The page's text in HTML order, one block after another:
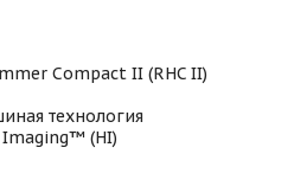
Compact II (RHC II)
технология
(HI)